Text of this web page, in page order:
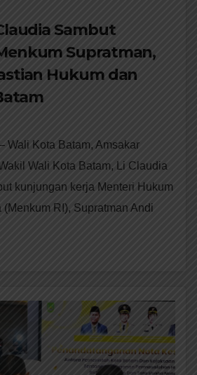
Sambut
Supratman,
Hukum dan
Wali Kota Batam, Amsakar
Wali Kota Batam, Li Claudia
kunjungan kerja Menteri Hukum
RI), Supratman Andi